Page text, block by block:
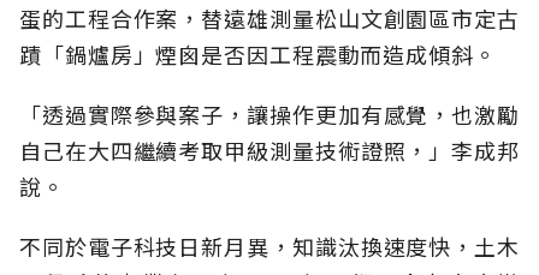
蛋的工程合作案，替遠雄測量松山文創園區市定古
蹟「鍋爐房」煙囪是否因工程震動而造成傾斜。
「透過實際參與案子，讓操作更加有感覺，也激勵
自己在大四繼續考取甲級測量技術證照，」李成邦
說。
不同於電子科技日新月異，知識汰換速度快，土木